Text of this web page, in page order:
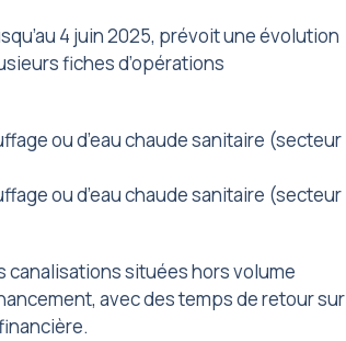
4 juin 2025, prévoit une évolution
fiches d’opérations
ou d’eau chaude sanitaire (secteur
ou d’eau chaude sanitaire (secteur
situées hors volume
avec des temps de retour sur